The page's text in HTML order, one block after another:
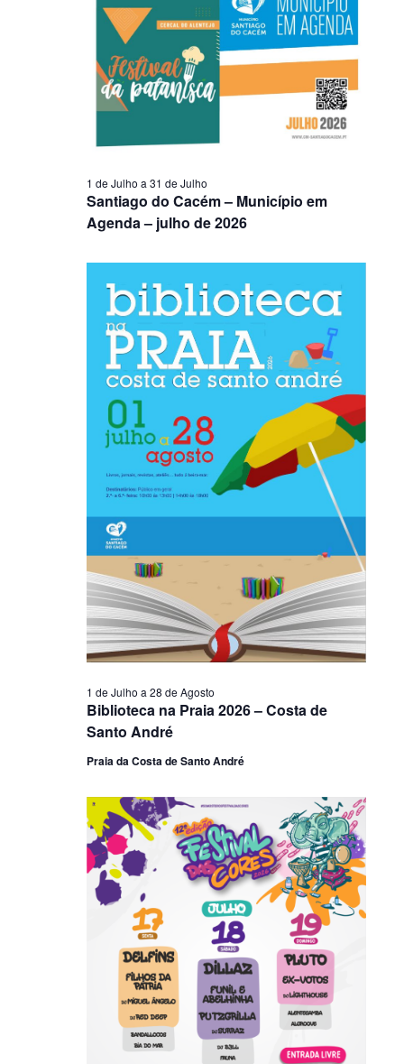
Santiago do Cacém – Município em
Agenda – julho de 2026
1 de Julho a 31 de Julho
Biblioteca na Praia 2026 – Costa de
Santo André
1 de Julho a 28 de Agosto
Praia da Costa de Santo André